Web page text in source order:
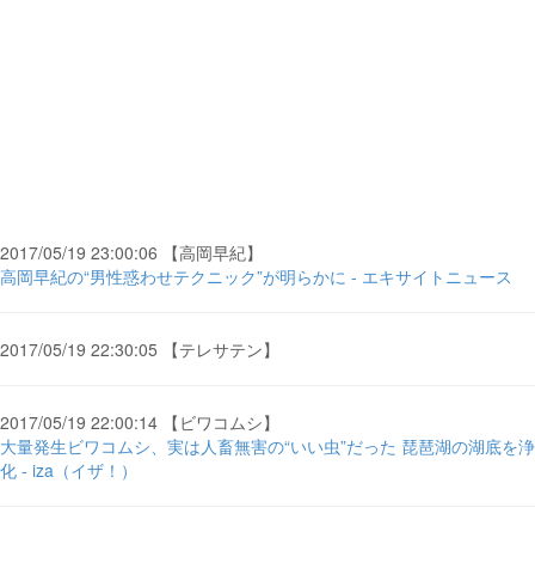
2017/05/19 23:00:06 【高岡早紀】
高岡早紀の“男性惑わせテクニック”が明らかに - エキサイトニュース
2017/05/19 22:30:05 【テレサテン】
2017/05/19 22:00:14 【ビワコムシ】
大量発生ビワコムシ、実は人畜無害の“いい虫”だった 琵琶湖の湖底を浄
化 - iza（イザ！）